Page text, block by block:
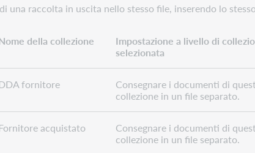
una raccolta in uscita nello stesso file, inserendo lo
della collezione
Impostazione a livello di
selezionata
fornitore
Consegnare i documenti di
collezione in un file separato.
acquistato
Consegnare i documenti di
collezione in un file separato.